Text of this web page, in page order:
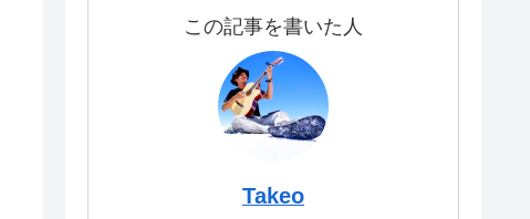
この記事を書いた人
Takeo